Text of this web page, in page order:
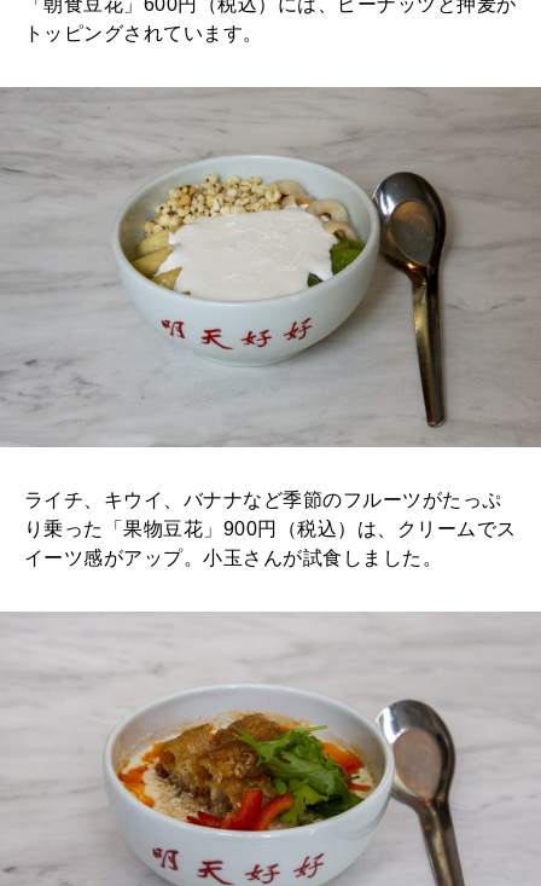
トッピングされています。
ライチ、キウイ、バナナなど季節のフルーツがたっぷ
り乗った「果物豆花」900円（税込）は、クリームでス
イーツ感がアップ。小玉さんが試食しました。